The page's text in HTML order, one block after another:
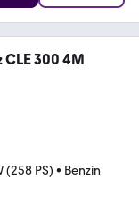
CLE 300 4M
Keyless/Sitzkl
(258 PS) • Benzin